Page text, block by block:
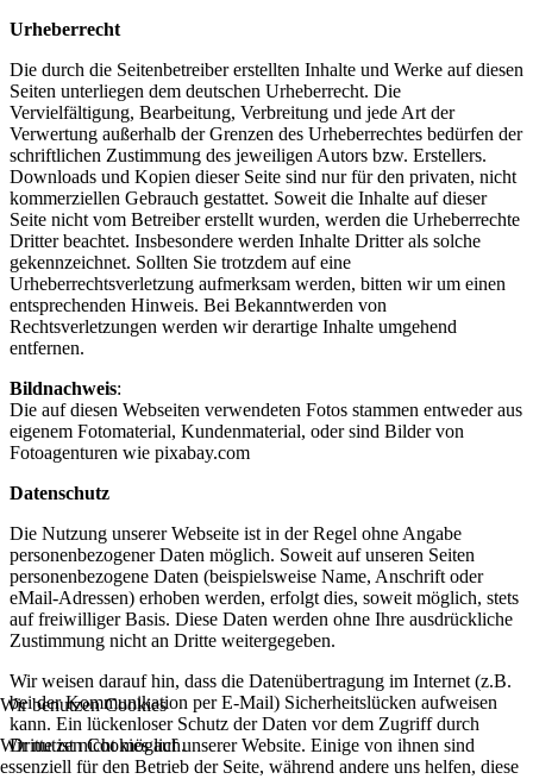
Urheberrecht
Die durch die Seitenbetreiber erstellten Inhalte und Werke auf diesen
Seiten unterliegen dem deutschen Urheberrecht. Die
Vervielfältigung, Bearbeitung, Verbreitung und jede Art der
Verwertung außerhalb der Grenzen des Urheberrechtes bedürfen der
schriftlichen Zustimmung des jeweiligen Autors bzw. Erstellers.
Downloads und Kopien dieser Seite sind nur für den privaten, nicht
kommerziellen Gebrauch gestattet. Soweit die Inhalte auf dieser
Seite nicht vom Betreiber erstellt wurden, werden die Urheberrechte
Dritter beachtet. Insbesondere werden Inhalte Dritter als solche
gekennzeichnet. Sollten Sie trotzdem auf eine
Urheberrechtsverletzung aufmerksam werden, bitten wir um einen
entsprechenden Hinweis. Bei Bekanntwerden von
Rechtsverletzungen werden wir derartige Inhalte umgehend
entfernen.
Bildnachweis:
Die auf diesen Webseiten verwendeten Fotos stammen entweder aus
eigenem Fotomaterial, Kundenmaterial, oder sind Bilder von
Fotoagenturen wie pixabay.com
Datenschutz
Die Nutzung unserer Webseite ist in der Regel ohne Angabe
personenbezogener Daten möglich. Soweit auf unseren Seiten
personenbezogene Daten (beispielsweise Name, Anschrift oder
eMail-Adressen) erhoben werden, erfolgt dies, soweit möglich, stets
auf freiwilliger Basis. Diese Daten werden ohne Ihre ausdrückliche
Zustimmung nicht an Dritte weitergegeben.
Wir weisen darauf hin, dass die Datenübertragung im Internet (z.B.
bei der Kommunikation per E-Mail) Sicherheitslücken aufweisen
kann. Ein lückenloser Schutz der Daten vor dem Zugriff durch
Dritte ist nicht möglich.
Wir benutzen Cookies
Wir nutzen Cookies auf unserer Website. Einige von ihnen sind
essenziell für den Betrieb der Seite, während andere uns helfen, diese